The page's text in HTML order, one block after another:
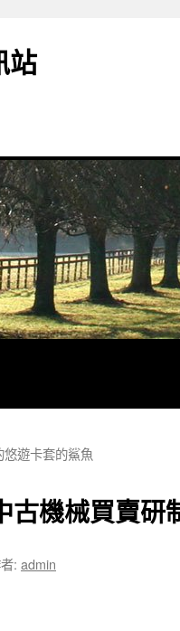
站
遊卡套的鯊魚
古機械買賣研
: admin